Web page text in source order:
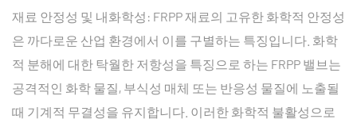
재료 안정성 및 내화학성: FRPP 재료의 고유한 화학적 안정성
은 까다로운 산업 환경에서 이를 구별하는 특징입니다. 화학
적 분해에 대한 탁월한 저항성을 특징으로 하는 FRPP 밸브는
공격적인 화학 물질, 부식성 매체 또는 반응성 물질에 노출될
때 기계적 무결성을 유지합니다. 이러한 화학적 불활성으로